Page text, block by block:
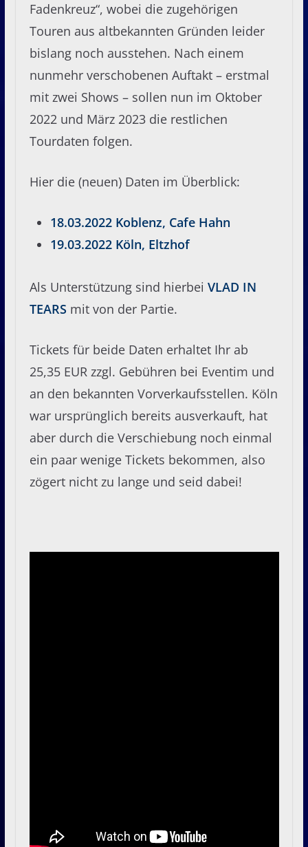
Fadenkreuz“, wobei die zugehörigen
Touren aus altbekannten Gründen leider
bislang noch ausstehen. Nach einem
nunmehr verschobenen Auftakt – erstmal
mit zwei Shows – sollen nun im Oktober
2022 und März 2023 die restlichen
Tourdaten folgen.
Hier die (neuen) Daten im Überblick:
18.03.2022 Koblenz, Cafe Hahn
19.03.2022 Köln, Eltzhof
Als Unterstützung sind hierbei VLAD IN
TEARS mit von der Partie.
Tickets für beide Daten erhaltet Ihr ab
25,35 EUR zzgl. Gebühren bei Eventim und
an den bekannten Vorverkaufsstellen. Köln
war ursprünglich bereits ausverkauft, hat
aber durch die Verschiebung noch einmal
ein paar wenige Tickets bekommen, also
zögert nicht zu lange und seid dabei!